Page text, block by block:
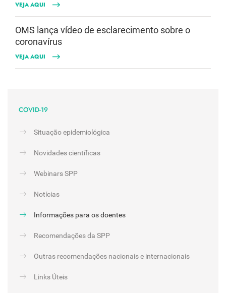
COVID-19
Situação epidemiológica
Novidades científicas
Webinars SPP
Notícias
Informações para os doentes
Recomendações da SPP
Outras recomendações nacionais e internacionais
Links Úteis
VEJA AQUI
OMS lança vídeo de esclarecimento sobre o
coronavírus
VEJA AQUI